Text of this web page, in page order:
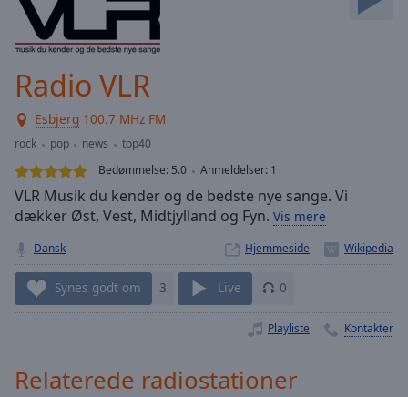
Skip
Forward
Mute
Current
Time0:00
Duration-:-
Loaded :
0.00%
Stream
TypeLIVE
live,
currently
behind
LIVE
Remaining
Radio VLR
Esbjerg 100.7 MHz FM
rock pop news
top40
Bedømmelse: 5.0 Anmeldelser: 1
VLR Musik du kender og de bedste nye sange. Vi
dækker Øst, Vest, Midtjylland og Fyn. Vis mere
Dansk Hjemmeside
Synes godt om 3 Live 0
Playliste Kontakter
Relaterede radiostationer